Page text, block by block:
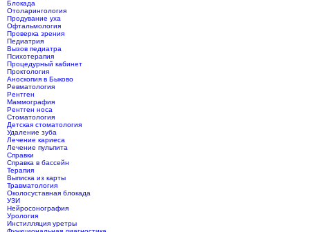
Блокада
Отоларингология
Продувание уха
Офтальмология
Проверка зрения
Педиатрия
Вызов педиатра
Психотерапия
Процедурный кабинет
Проктология
Аноскопия в Быково
Ревматология
Рентген
Маммография
Рентген носа
Стоматология
Детская стоматология
Удаление зуба
Лечение кариеса
Лечение пульпита
Справки
Справка в бассейн
Терапия
Выписка из карты
Травматология
Околосуставная блокада
УЗИ
Нейросонография
Урология
Инстилляция уретры